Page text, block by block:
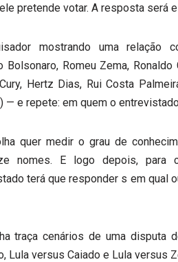
pretende votar. A resposta será
mostrando uma relação
Romeu Zema, Ronaldo
Hertz Dias, Rui Costa
— e repete: em quem o
quer medir o grau de
nomes. E logo depois, para
terá que responder s em qual
traça cenários de uma disputa
Lula versus Caiado e Lula versus